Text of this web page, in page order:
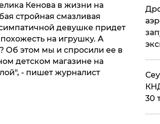
Кенова в жизни на
стройная смазливая
девушке придет
на игрушку. А
Об этом мы и спросили ее в
детском магазине на
- пишет журналист
30